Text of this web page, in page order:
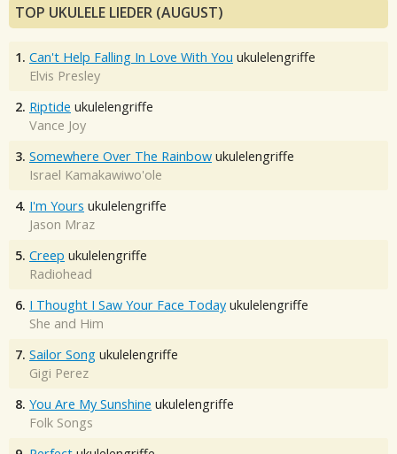
TOP UKULELE LIEDER (AUGUST)
1. Can't Help Falling In Love With You ukulelengriffe
Elvis Presley
2. Riptide ukulelengriffe
Vance Joy
3. Somewhere Over The Rainbow ukulelengriffe
Israel Kamakawiwo'ole
4. I'm Yours ukulelengriffe
Jason Mraz
5. Creep ukulelengriffe
Radiohead
6. I Thought I Saw Your Face Today ukulelengriffe
She and Him
7. Sailor Song ukulelengriffe
Gigi Perez
8. You Are My Sunshine ukulelengriffe
Folk Songs